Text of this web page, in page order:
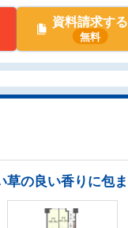
資料請求する
無料